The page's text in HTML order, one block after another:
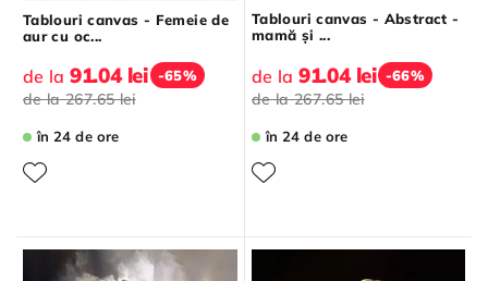
Tablouri canvas - Femeie de
aur cu oc...
de la 91.04 lei -65%
de la267.65 lei
în 24 de ore
Tablouri canvas - Abstract -
mamă și ...
de la 91.04 lei -66%
de la267.65 lei
în 24 de ore